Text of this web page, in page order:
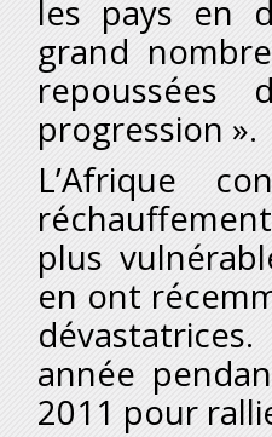
les pays en
grand
repoussées
progression ».
L’Afrique
plus
en ont
année
2011 pour